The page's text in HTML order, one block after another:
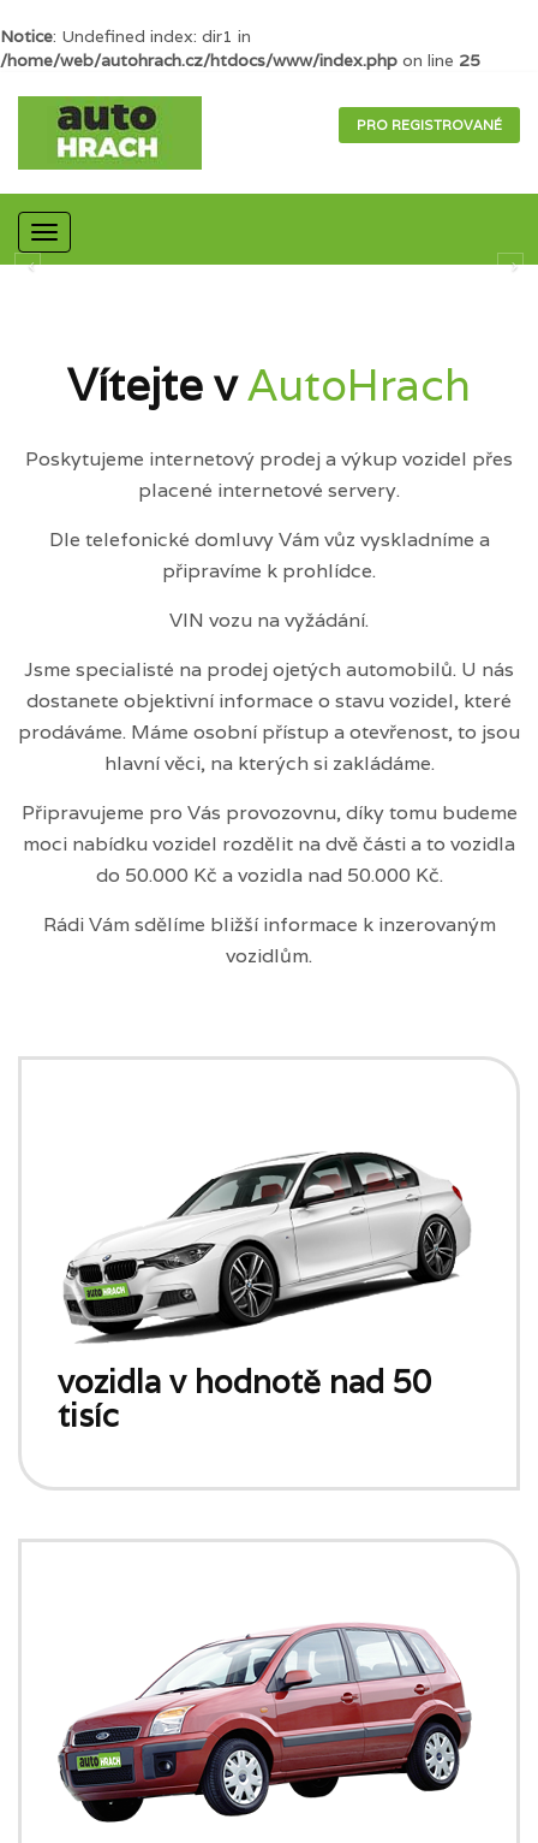
Notice: Undefined index: dir1 in
/home/web/autohrach.cz/htdocs/www/index.php on line 25
PRO REGISTROVANÉ
Mobilní
navigace
Vítejte vAutoHrach
Poskytujeme internetový prodej a výkup vozidel přes
placené internetové servery.
Dle telefonické domluvy Vám vůz vyskladníme a
připravíme k prohlídce.
VIN vozu na vyžádání.
Jsme specialisté na prodej ojetých automobilů. U nás
dostanete objektivní informace o stavu vozidel, které
prodáváme. Máme osobní přístup a otevřenost, to jsou
hlavní věci, na kterých si zakládáme.
Připravujeme pro Vás provozovnu, díky tomu budeme
moci nabídku vozidel rozdělit na dvě části a to vozidla
do 50.000 Kč a vozidla nad 50.000 Kč.
Rádi Vám sdělíme bližší informace k inzerovaným
vozidlům.
vozidla v hodnotě nad 50
tisíc